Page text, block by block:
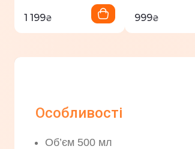
1 199₴ 999₴
Особливості
Об’єм 500 мл